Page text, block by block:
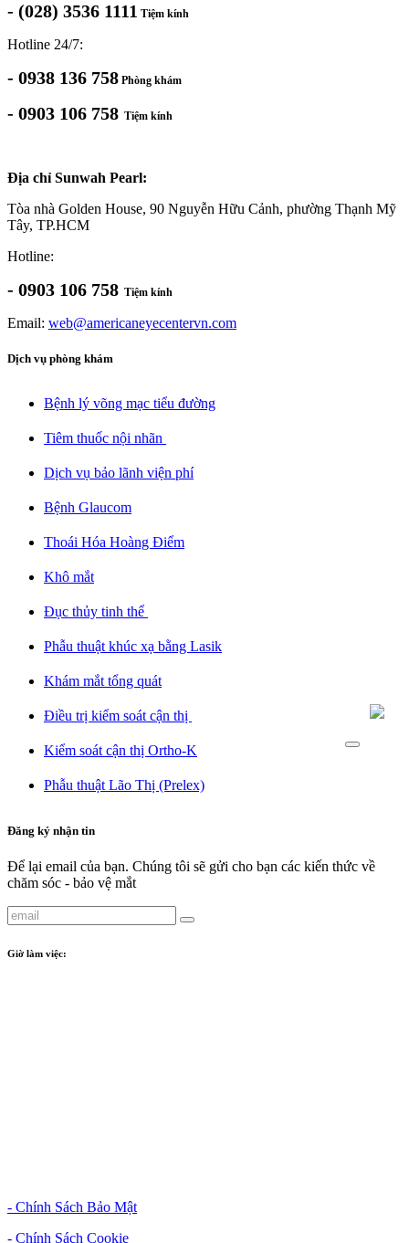
- (028) 3536 1111 Tiệm kính
Hotline 24/7:
- 0938 136 758 Phòng khám
- 0903 106 758 Tiệm kính
Địa chỉ Sunwah Pearl:
Tòa nhà Golden House, 90 Nguyễn Hữu Cảnh, phường Thạnh Mỹ
Tây, TP.HCM
Hotline:
- 0903 106 758 Tiệm kính
Email: web@americaneyecentervn.com
Dịch vụ phòng khám
Bệnh lý võng mạc tiểu đường​
Tiêm thuốc nội nhãn ​
Dịch vụ bảo lãnh viện phí​
Bệnh Glaucom​
Thoái Hóa Hoàng Điểm​
Khô mắt​
Đục thủy tinh thể ​
Phẫu thuật khúc xạ bằng Lasik​
Khám mắt tổng quát​
Điều trị kiểm soát cận thị ​
Kiểm soát cận thị Ortho-K​
Phẫu thuật Lão Thị (Prelex)​
Đăng ký nhận tin
Để lại email của bạn. Chúng tôi sẽ gửi cho bạn các kiến thức về
chăm sóc - bảo vệ mắt
Giờ làm việc:
- Chính Sách Bảo Mật
- Chính Sách Cookie